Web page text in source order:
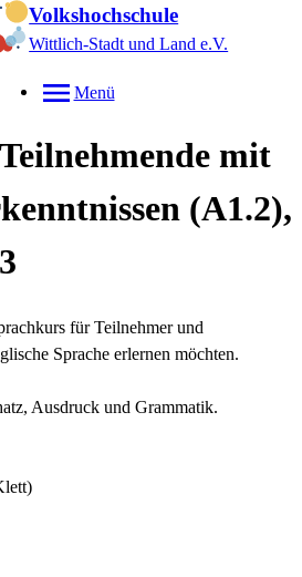
Volkshochschule
Wittlich-Stadt und Land e.V.
Menü
mit
(A1.2),
für Teilnehmer und
Sprache erlernen möchten.
Ausdruck und Grammatik.